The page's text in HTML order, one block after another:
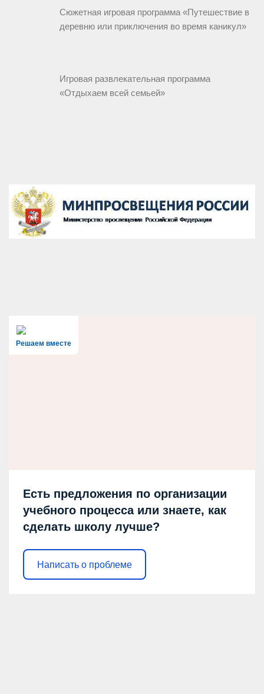
Сюжетная игровая программа «Путешествие в
деревню или приключения во время каникул»
Игровая развлекательная программа
«Отдыхаем всей семьей»
Решаем вместе
Есть предложения по организации
учебного процесса или знаете, как
сделать школу лучше?
Написать о проблеме